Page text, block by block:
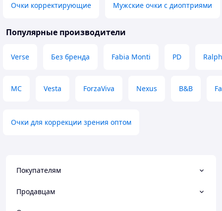
Очки корректирующие Мужские очки с диоптриями
Популярные производители
Verse Без бренда Fabia Monti PD Ralph
MC Vesta ForzaViva Nexus B&B
Очки для коррекции зрения оптом
Покупателям
Продавцам